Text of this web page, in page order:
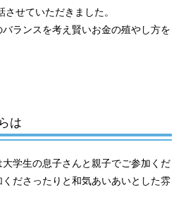
せていただきました。
ランスを考え賢いお金の殖やし方を
は
学生の息子さんと親子でご参加くだ
ださったりと和気あいあいとした雰